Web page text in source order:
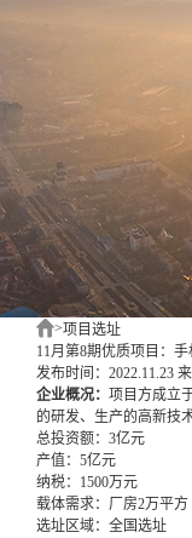
>项目选址
11月第8期优质项目：
发布时间：2022.11.23
企业概况： 项目方成立
的研发、生产的高新技
总投资额： 3亿元
产值： 5亿元
纳税： 1500万元
载体需求： 厂房2万平方
选址区域： 全国选址